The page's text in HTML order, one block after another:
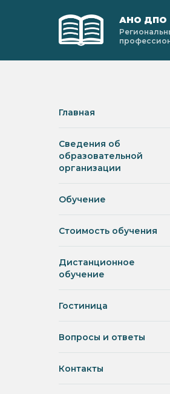
АНО ДПО
Главная
Сведения об
образовательной
организации
Обучение
Стоимость обучения
Дистанционное
обучение
Гостиница
Вопросы и ответы
Контакты